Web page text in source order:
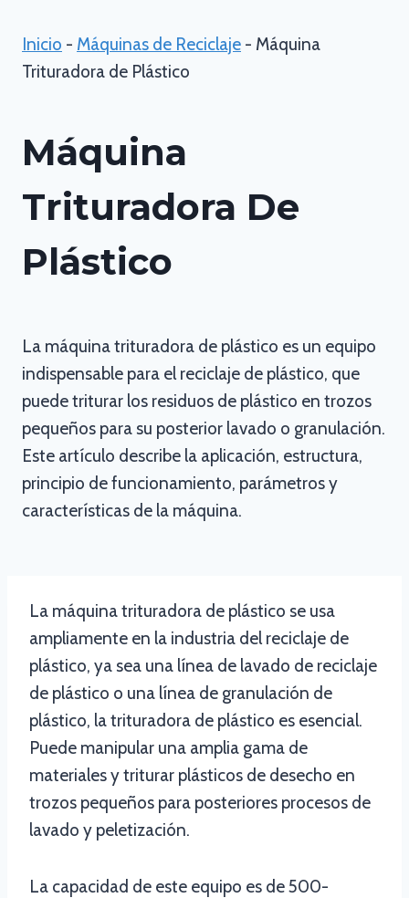
Inicio - Máquinas de Reciclaje - Máquina
Trituradora de Plástico
Máquina
Trituradora De
Plástico
La máquina trituradora de plástico es un equipo
indispensable para el reciclaje de plástico, que
puede triturar los residuos de plástico en trozos
pequeños para su posterior lavado o granulación.
Este artículo describe la aplicación, estructura,
principio de funcionamiento, parámetros y
características de la máquina.
La máquina trituradora de plástico se usa
ampliamente en la industria del reciclaje de
plástico, ya sea una línea de lavado de reciclaje
de plástico o una línea de granulación de
plástico, la trituradora de plástico es esencial.
Puede manipular una amplia gama de
materiales y triturar plásticos de desecho en
trozos pequeños para posteriores procesos de
lavado y peletización.
La capacidad de este equipo es de 500-